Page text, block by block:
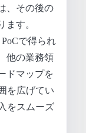
、その後の
ます。
PoCで得られ
他の業務領
ドマップを
を広げてい
をスムーズ